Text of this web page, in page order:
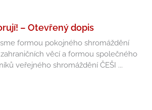
– Otevřený dopis
formou pokojného shromáždění
věcí a formou společného
veřejného shromáždění ČEŠI ...